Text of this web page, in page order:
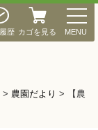
歴 カゴを見る
M
E
N
MENU
> 農園だより >
【農